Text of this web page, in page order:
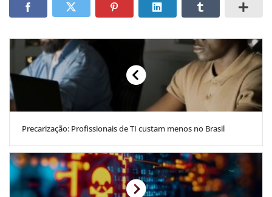
Precarização: Profissionais de TI custam menos no Brasil